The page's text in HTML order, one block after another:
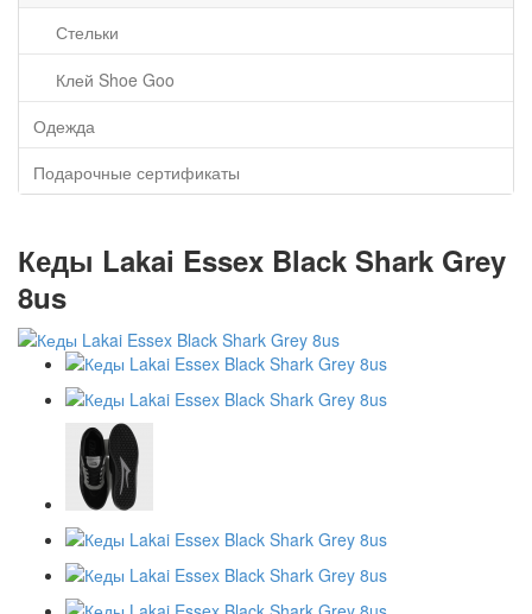
Стельки
Клей Shoe Goo
Одежда
Подарочные сертификаты
Кеды Lakai Essex Black Shark Grey
8us